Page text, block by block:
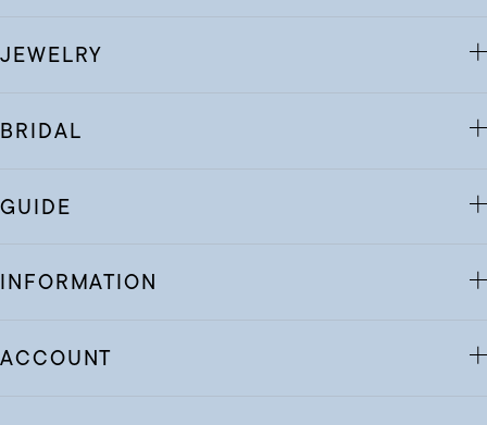
JEWELRY
BRIDAL
GUIDE
INFORMATION
ACCOUNT